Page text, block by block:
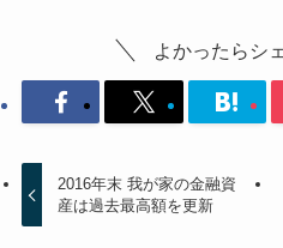
よかったらシ
2016年末 我が家の金融資
産は過去最高額を更新